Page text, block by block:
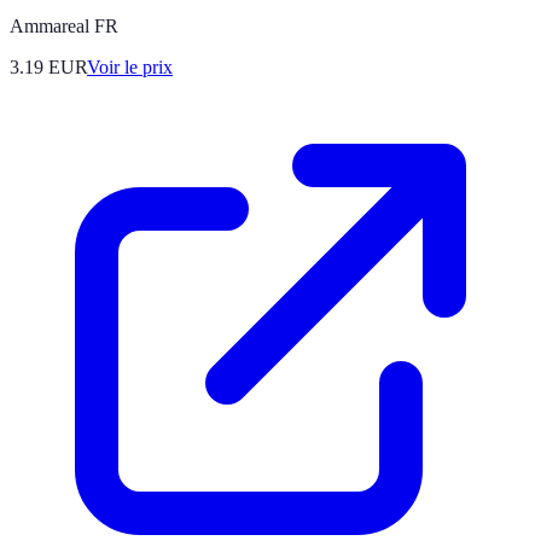
Ammareal FR
3.19 EURVoir le prix